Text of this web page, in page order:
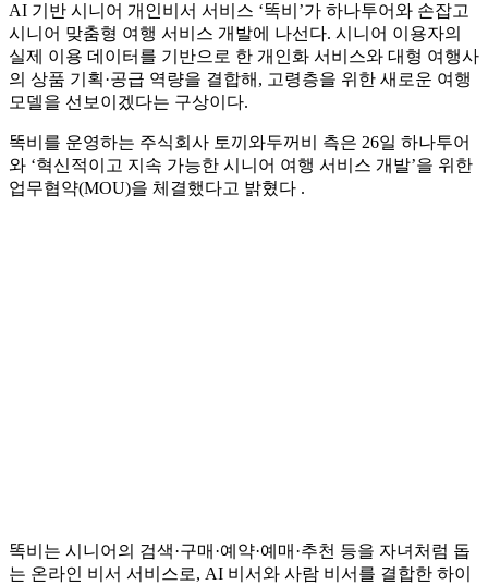
AI 기반 시니어 개인비서 서비스 ‘똑비’가 하나투어와 손잡고
시니어 맞춤형 여행 서비스 개발에 나선다. 시니어 이용자의
실제 이용 데이터를 기반으로 한 개인화 서비스와 대형 여행사
의 상품 기획·공급 역량을 결합해, 고령층을 위한 새로운 여행
모델을 선보이겠다는 구상이다.
똑비를 운영하는 주식회사 토끼와두꺼비 측은 26일 하나투어
와 ‘혁신적이고 지속 가능한 시니어 여행 서비스 개발’을 위한
업무협약(MOU)을 체결했다고 밝혔다 .
똑비는 시니어의 검색·구매·예약·예매·추천 등을 자녀처럼 돕
는 온라인 비서 서비스로, AI 비서와 사람 비서를 결합한 하이